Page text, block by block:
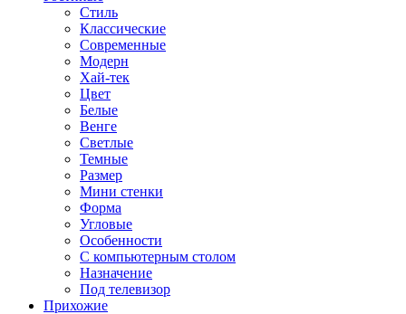
Стиль
Классические
Современные
Модерн
Хай-тек
Цвет
Белые
Венге
Светлые
Темные
Размер
Мини стенки
Форма
Угловые
Особенности
С компьютерным столом
Назначение
Под телевизор
Прихожие